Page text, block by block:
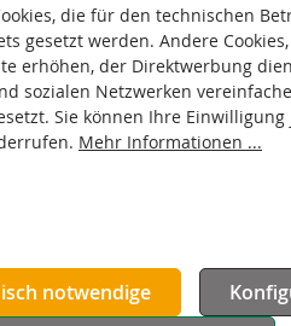
Produkttyp
Material
Oberfläche
die für den technischen
gesetzt werden. Andere
erhöhen, der Direktwerbung
sozialen Netzwerken
Sie können Ihre
Mehr Informationen ...
notwendige